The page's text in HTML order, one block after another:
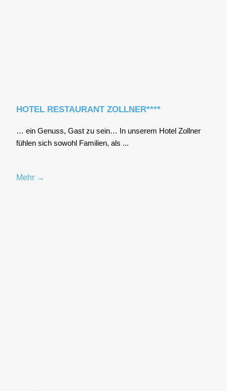
HOTEL RESTAURANT ZOLLNER****
… ein Genuss, Gast zu sein… In unse­rem Hotel Zoll­ner
füh­len sich sowohl Fami­li­en, als ...
Mehr →